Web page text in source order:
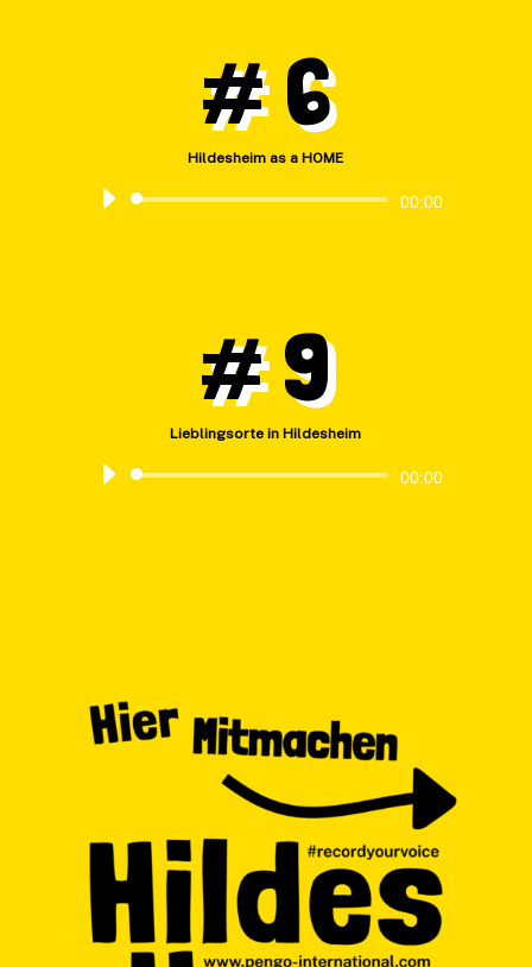
# 6
Hildesheim as a HOME
Audio-
00:00
# 9
Lieblingsorte in Hildesheim
Audio-
00:00